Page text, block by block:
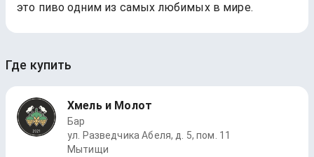
это пиво одним из самых любимых в мире.
Где купить
Хмель и Молот
Бар
ул. Разведчика Абеля, д. 5, пом. 11
Мытищи